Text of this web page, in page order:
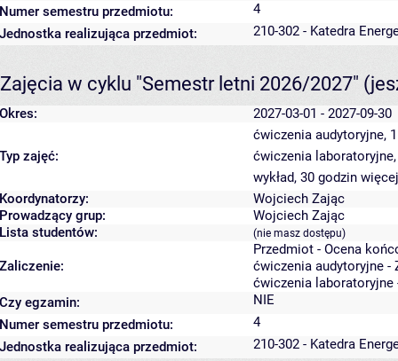
Numer semestru przedmiotu:
4
Jednostka realizująca przedmiot:
210-302 - Katedra
Zajęcia w cyklu "Semestr letni 2026/2027"
Okres: 2027-03-01 - 2027-09-30
Typ zajęć:
ćwiczenia audytoryjne,
ćwiczenia
wykład, 30 godzin
Koordynatorzy:
Wojciech Zając
Prowadzący grup:
Wojciech Zając
Lista studentów:
(nie masz dostępu)
Zaliczenie:
Przedmiot - Ocena
ćwiczenia audytoryjne -
ćwiczenia laboratoryjne
Czy egzamin:
NIE
Numer semestru przedmiotu:
4
Jednostka realizująca przedmiot:
210-302 - Katedra